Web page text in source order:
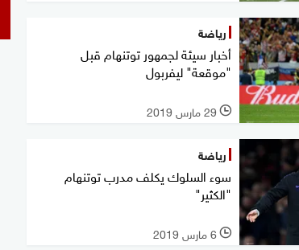
رياضة
أخبار سيئة لجمهور توتنهام قبل
"موقعة" ليفربول
l 29 مارس 2019
رياضة
سوء السلوك يكلف مدرب توتنهام
"الكثير"
l 6 مارس 2019